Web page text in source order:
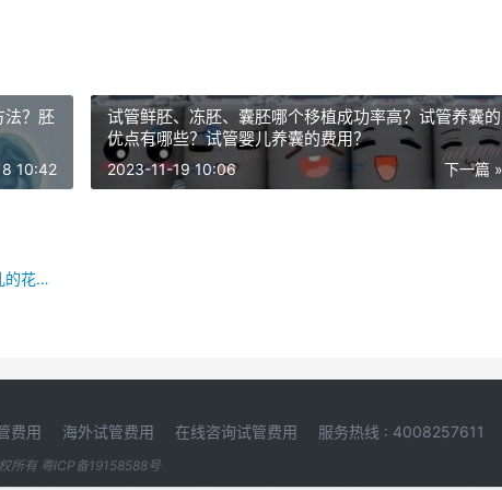
法？胚
10:42
试管鲜胚、冻胚、囊胚哪个移植成功率高？试管养囊的
优点有哪些？试管婴儿养囊的费用？
下一篇 »
2023-11-19 10:06
单身男性做试管婴儿的步骤？单身男性做试管婴儿的花费？
费用 海外试管费用 在线咨询试管费用 服务热线 : 4008257611
所有 粤ICP备19158588号